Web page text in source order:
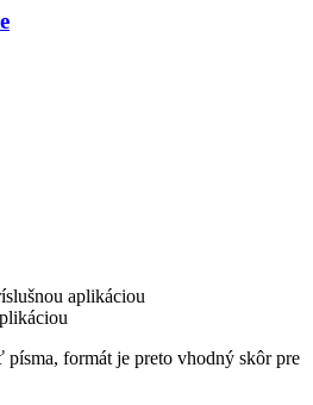
aplikáciou
formát je preto vhodný skôr pre